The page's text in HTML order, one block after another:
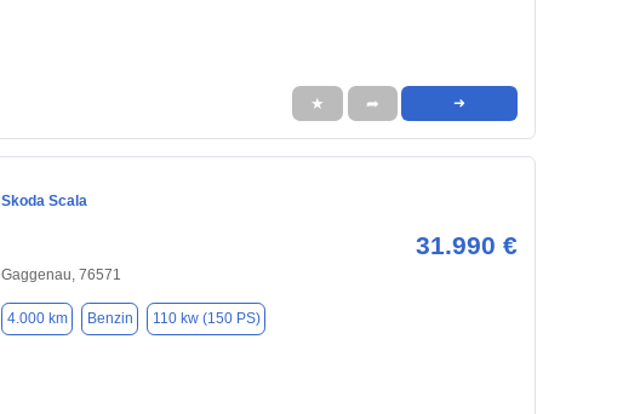
★ ➦ ➜
Skoda Scala
31.990 €
Gaggenau, 76571
4.000 km Benzin 110 kw (150 PS)